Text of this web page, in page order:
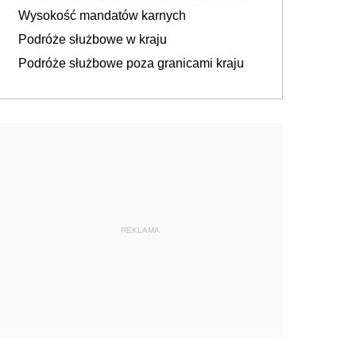
Wysokość mandatów karnych
Podróże służbowe w kraju
Podróże służbowe poza granicami kraju
REKLAMA